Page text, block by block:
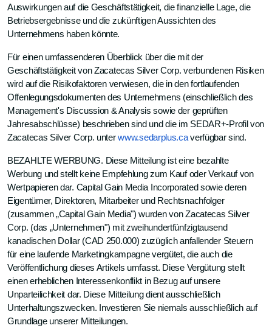
Auswirkungen auf die Geschäftstätigkeit, die finanzielle Lage, die
Betriebsergebnisse und die zukünftigen Aussichten des
Unternehmens haben könnte.
Für einen umfassenderen Überblick über die mit der
Geschäftstätigkeit von Zacatecas Silver Corp. verbundenen Risiken
wird auf die Risikofaktoren verwiesen, die in den fortlaufenden
Offenlegungsdokumenten des Unternehmens (einschließlich des
Management's Discussion & Analysis sowie der geprüften
Jahresabschlüsse) beschrieben sind und die im SEDAR+-Profil von
Zacatecas Silver Corp. unterwww.sedarplus.caverfügbar sind.
BEZAHLTE WERBUNG. Diese Mitteilung ist eine bezahlte
Werbung und stellt keine Empfehlung zum Kauf oder Verkauf von
Wertpapieren dar. Capital Gain Media Incorporated sowie deren
Eigentümer, Direktoren, Mitarbeiter und Rechtsnachfolger
(zusammen „Capital Gain Media") wurden von Zacatecas Silver
Corp. (das „Unternehmen") mit zweihundertfünfzigtausend
kanadischen Dollar (CAD 250.000) zuzüglich anfallender Steuern
für eine laufende Marketingkampagne vergütet, die auch die
Veröffentlichung dieses Artikels umfasst. Diese Vergütung stellt
einen erheblichen Interessenkonflikt in Bezug auf unsere
Unparteilichkeit dar. Diese Mitteilung dient ausschließlich
Unterhaltungszwecken. Investieren Sie niemals ausschließlich auf
Grundlage unserer Mitteilungen.